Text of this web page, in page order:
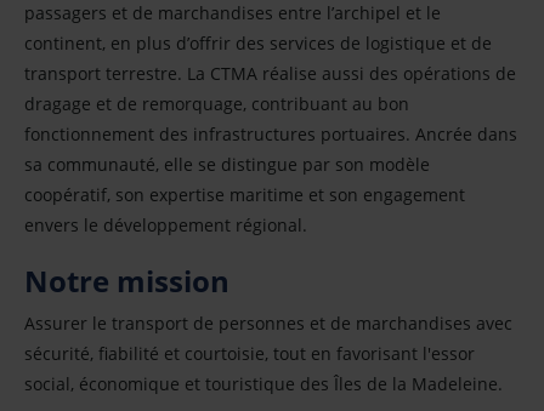
passagers et de marchandises entre l’archipel et le
continent, en plus d’offrir des services de logistique et de
transport terrestre. La CTMA réalise aussi des opérations de
dragage et de remorquage, contribuant au bon
fonctionnement des infrastructures portuaires. Ancrée dans
sa communauté, elle se distingue par son modèle
coopératif, son expertise maritime et son engagement
envers le développement régional.
Notre mission
Assurer le transport de personnes et de marchandises avec
sécurité, fiabilité et courtoisie, tout en favorisant l'essor
social, économique et touristique des Îles de la Madeleine.